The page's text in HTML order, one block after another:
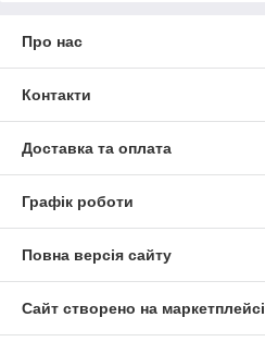
Про нас
Контакти
Доставка та оплата
Графік роботи
Повна версія сайту
Сайт створено на маркетплейсі